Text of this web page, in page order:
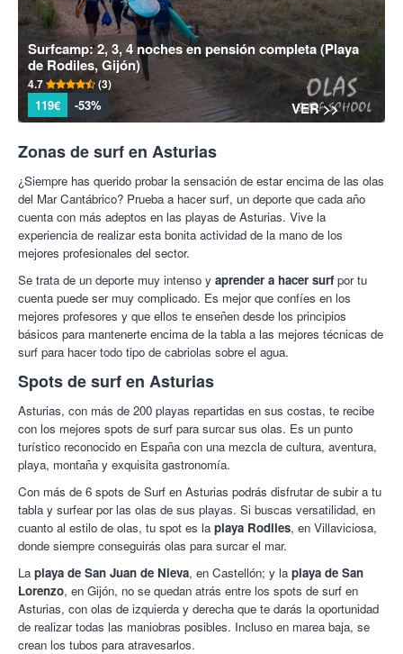
Surfcamp: 2, 3, 4 noches en pensión completa (Playa
de Rodiles, Gijón)
4.7 (3)
119€ -53% VER >>
Zonas de surf en Asturias
¿Siempre has querido probar la sensación de estar encima de las olas
del Mar Cantábrico? Prueba a hacer surf, un deporte que cada año
cuenta con más adeptos en las playas de Asturias. Vive la
experiencia de realizar esta bonita actividad de la mano de los
mejores profesionales del sector.
Se trata de un deporte muy intenso y aprender a hacer surfpor tu
cuenta puede ser muy complicado. Es mejor que confíes en los
mejores profesores y que ellos te enseñen desde los principios
básicos para mantenerte encima de la tabla a las mejores técnicas de
surf para hacer todo tipo de cabriolas sobre el agua.
Spots de surf en Asturias
Asturias, con más de 200 playas repartidas en sus costas, te recibe
con los mejores spots de surf para surcar sus olas. Es un punto
turístico reconocido en España con una mezcla de cultura, aventura,
playa, montaña y exquisita gastronomía.
Con más de 6 spots de Surf en Asturias podrás disfrutar de subir a tu
tabla y surfear por las olas de sus playas. Si buscas versatilidad, en
cuanto al estilo de olas, tu spot es la playa Rodiles, en Villaviciosa,
donde siempre conseguirás olas para surcar el mar.
La playa de San Juan de Nieva, en Castellón; y la playa de San
Lorenzo, en Gijón, no se quedan atrás entre los spots de surf en
Asturias, con olas de izquierda y derecha que te darás la oportunidad
de realizar todas las maniobras posibles. Incluso en marea baja, se
crean los tubos para atravesarlos.